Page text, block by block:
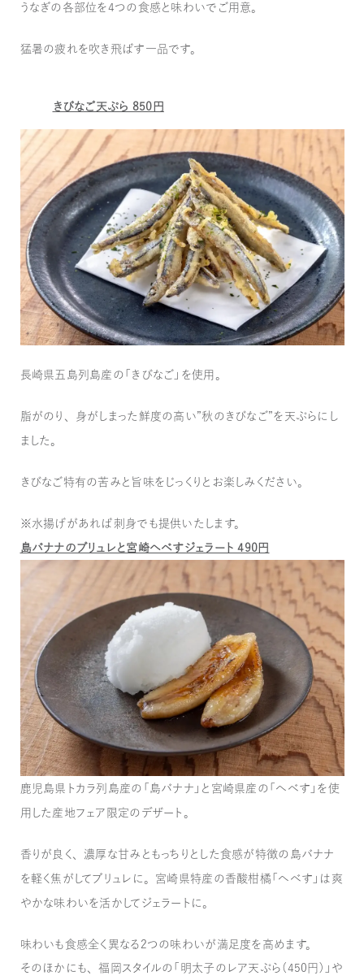
うなぎの各部位を4つの食感と味わいでご用意。
猛暑の疲れを吹き飛ばす一品です。
きびなご天ぷら 850円
長崎県五島列島産の「きびなご」を使用。
脂がのり、身がしまった鮮度の高い”秋のきびなご”を天ぷらにし
ました。
きびなご特有の苦みと旨味をじっくりとお楽しみください。
※水揚げがあれば刺身でも提供いたします。
島バナナのブリュレと宮崎へべすジェラート 490円
鹿児島県トカラ列島産の「島バナナ」と宮崎県産の「へべす」を使
用した産地フェア限定のデザート。
香りが良く、濃厚な甘みともっちりとした食感が特徴の島バナナ
を軽く焦がしてブリュレに。宮崎県特産の香酸柑橘「へべす」は爽
やかな味わいを活かしてジェラートに。
味わいも食感全く異なる２つの味わいが満足度を高めます。
そのほかにも、福岡スタイルの「明太子のレア天ぷら（450円）」や